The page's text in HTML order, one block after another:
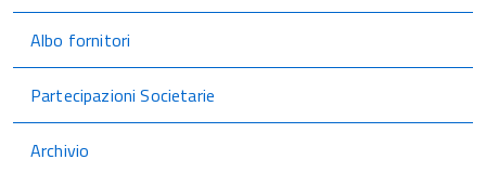
Albo fornitori
Partecipazioni Societarie
Archivio